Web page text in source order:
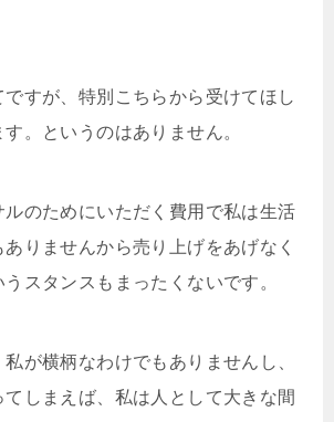
ですが、特別こちらから受けてほし
。というのはありません。
ルのためにいただく費用で私は生活
りませんから売り上げをあげなく
スタンスもまったくないです。
が横柄なわけでもありませんし、
しまえば、私は人として大きな間